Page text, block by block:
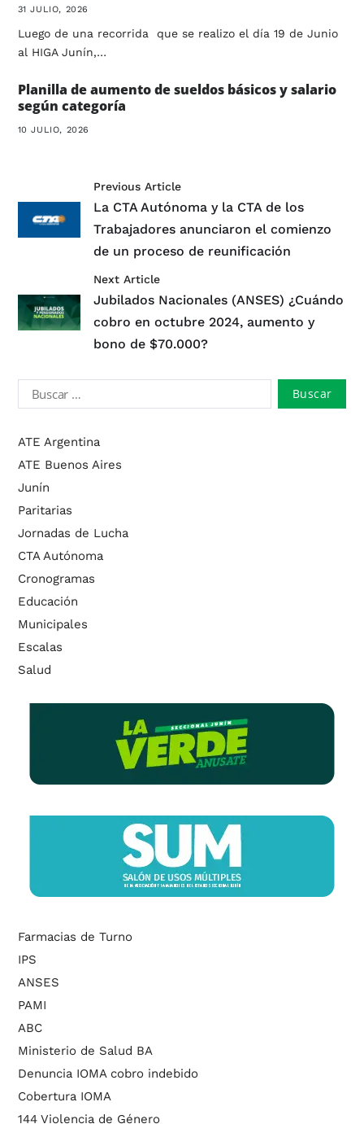
31 JULIO, 2026
Luego de una recorrida que se realizo el día 19 de Junio
al HIGA Junín,…
Planilla de aumento de sueldos básicos y salario
según categoría
10 JULIO, 2026
Previous Article
La CTA Autónoma y la CTA de los
Trabajadores anunciaron el comienzo
de un proceso de reunificación
Next Article
Jubilados Nacionales (ANSES) ¿Cuándo
cobro en octubre 2024, aumento y
bono de $70.000?
ATE Argentina
ATE Buenos Aires
Junín
Paritarias
Jornadas de Lucha
CTA Autónoma
Cronogramas
Educación
Municipales
Escalas
Salud
Farmacias de Turno
IPS
ANSES
PAMI
ABC
Ministerio de Salud BA
Denuncia IOMA cobro indebido
Cobertura IOMA
144 Violencia de Género